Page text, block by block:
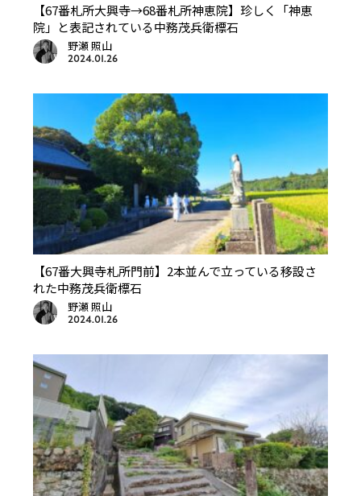
【67番札所大興寺→68番札所神恵院】珍しく「神恵
院」と表記されている中務茂兵衛標石
野瀬 照山
2024.01.26
【67番大興寺札所門前】2本並んで立っている移設さ
れた中務茂兵衛標石
野瀬 照山
2024.01.26